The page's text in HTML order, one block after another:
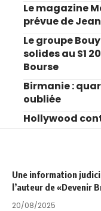
Le magazine
prévue de
Le groupe
solides au S1
Bourse
Birmanie :
oubliée
Hollywood
Une information
l’auteur de «Devenir
20/08/2025